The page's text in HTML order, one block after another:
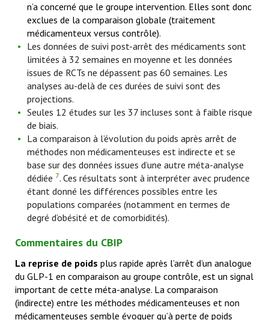
n’a concerné que le groupe intervention. Elles sont donc
exclues de la comparaison globale (traitement
médicamenteux versus contrôle).
Les données de suivi post-arrêt des médicaments sont
limitées à 32 semaines en moyenne et les données
issues de RCTs ne dépassent pas 60 semaines. Les
analyses au-delà de ces durées de suivi sont des
projections.
Seules 12 études sur les 37 incluses sont à faible risque
de biais.
La comparaison à l’évolution du poids après arrêt de
méthodes non médicamenteuses est indirecte et se
base sur des données issues d’une autre méta-analyse
dédiée 7. Ces résultats sont à interpréter avec prudence
étant donné les différences possibles entre les
populations comparées (notamment en termes de
degré d’obésité et de comorbidités).
Commentaires du CBIP
La reprise de poids plus rapide après l’arrêt d’un analogue
du GLP-1 en comparaison au groupe contrôle, est un signal
important de cette méta-analyse. La comparaison
(indirecte) entre les méthodes médicamenteuses et non
médicamenteuses semble évoquer qu’à perte de poids